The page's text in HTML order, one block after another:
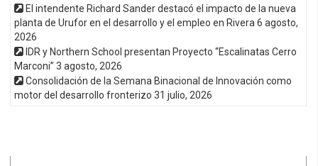
El intendente Richard Sander destacó el impacto de la nueva
planta de Urufor en el desarrollo y el empleo en Rivera 6 agosto,
2026
IDR y Northern School presentan Proyecto “Escalinatas Cerro
Marconi” 3 agosto, 2026
Consolidación de la Semana Binacional de Innovación como
motor del desarrollo fronterizo 31 julio, 2026